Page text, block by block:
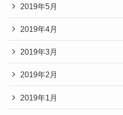
2019年5月
2019年4月
2019年3月
2019年2月
2019年1月